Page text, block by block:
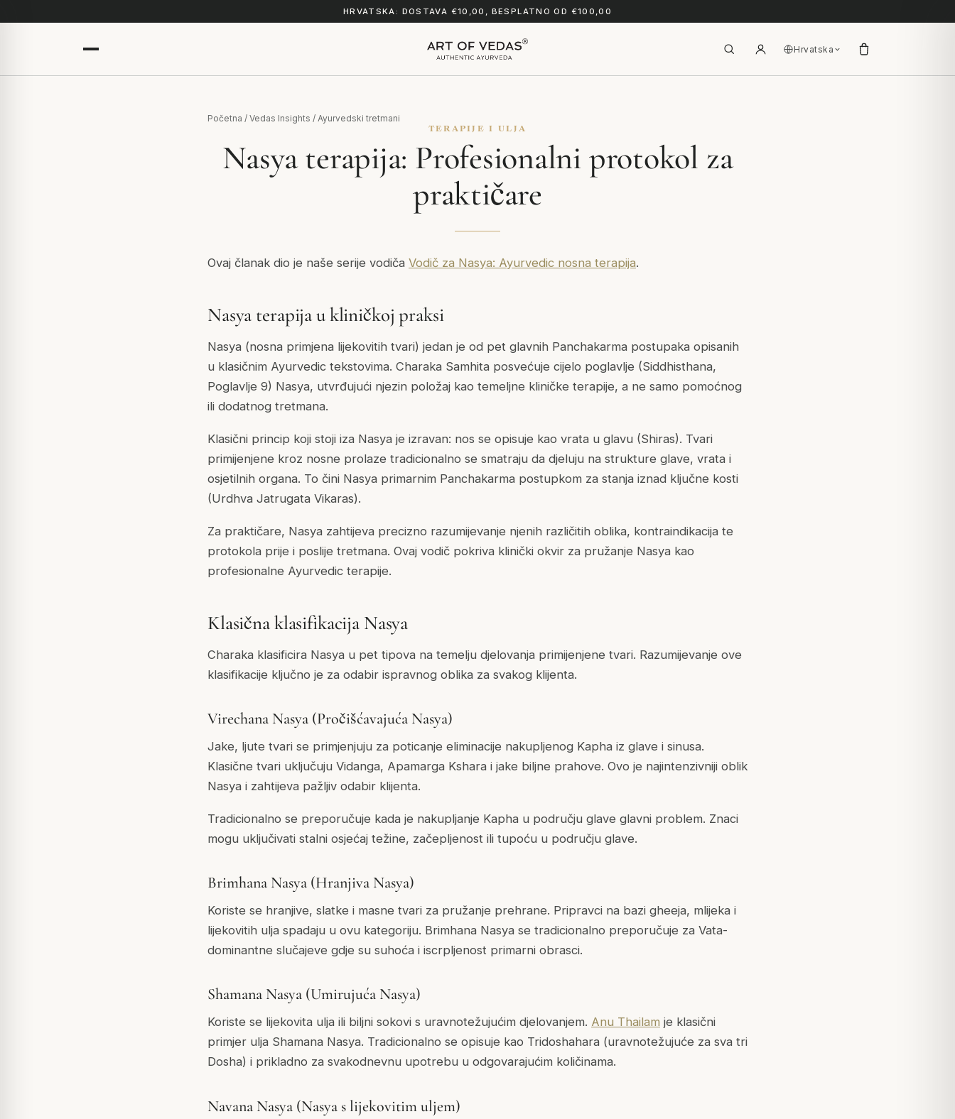
HRVATSKA: DOSTAVA €10,00, BESPLATNO OD €100,00
Hrvatska
Početna / Vedas Insights / Ayurvedski tretmani
TERAPIJE I ULJA
Nasya terapija: Profesionalni protokol za
praktičare
Ovaj članak dio je naše serije vodiča Vodič za Nasya: Ayurvedic nosna terapija.
Nasya terapija u kliničkoj praksi
Nasya (nosna primjena lijekovitih tvari) jedan je od pet glavnih Panchakarma postupaka opisanih
u klasičnim Ayurvedic tekstovima. Charaka Samhita posvećuje cijelo poglavlje (Siddhisthana,
Poglavlje 9) Nasya, utvrđujući njezin položaj kao temeljne kliničke terapije, a ne samo pomoćnog
ili dodatnog tretmana.
Klasični princip koji stoji iza Nasya je izravan: nos se opisuje kao vrata u glavu (Shiras). Tvari
primijenjene kroz nosne prolaze tradicionalno se smatraju da djeluju na strukture glave, vrata i
osjetilnih organa. To čini Nasya primarnim Panchakarma postupkom za stanja iznad ključne kosti
(Urdhva Jatrugata Vikaras).
Za praktičare, Nasya zahtijeva precizno razumijevanje njenih različitih oblika, kontraindikacija te
protokola prije i poslije tretmana. Ovaj vodič pokriva klinički okvir za pružanje Nasya kao
profesionalne Ayurvedic terapije.
Klasična klasifikacija Nasya
Charaka klasificira Nasya u pet tipova na temelju djelovanja primijenjene tvari. Razumijevanje ove
klasifikacije ključno je za odabir ispravnog oblika za svakog klijenta.
Virechana Nasya (Pročišćavajuća Nasya)
Jake, ljute tvari se primjenjuju za poticanje eliminacije nakupljenog Kapha iz glave i sinusa.
Klasične tvari uključuju Vidanga, Apamarga Kshara i jake biljne prahove. Ovo je najintenzivniji oblik
Nasya i zahtijeva pažljiv odabir klijenta.
Tradicionalno se preporučuje kada je nakupljanje Kapha u području glave glavni problem. Znaci
mogu uključivati stalni osjećaj težine, začepljenost ili tupoću u području glave.
Brimhana Nasya (Hranjiva Nasya)
Koriste se hranjive, slatke i masne tvari za pružanje prehrane. Pripravci na bazi gheeja, mlijeka i
lijekovitih ulja spadaju u ovu kategoriju. Brimhana Nasya se tradicionalno preporučuje za Vata-
dominantne slučajeve gdje su suhoća i iscrpljenost primarni obrasci.
Shamana Nasya (Umirujuća Nasya)
Koriste se lijekovita ulja ili biljni sokovi s uravnotežujućim djelovanjem. Anu Thailam je klasični
primjer ulja Shamana Nasya. Tradicionalno se opisuje kao Tridoshahara (uravnotežujuće za sva tri
Dosha) i prikladno za svakodnevnu upotrebu u odgovarajućim količinama.
Navana Nasya (Nasya s lijekovitim uljem)